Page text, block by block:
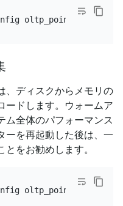
、ディスクからメモリの
ードします。ウォームア
ム全体のパフォーマンス
ーを再起動した後は、一
をお勧めします。